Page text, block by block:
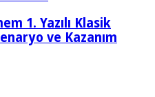
1. Yazılı Klasik
ve Kazanım